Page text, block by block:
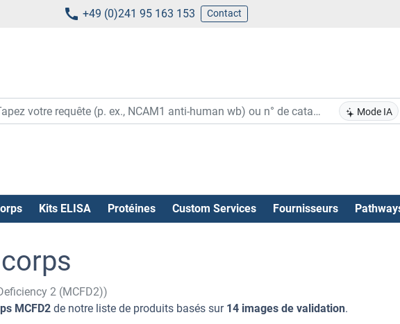
+49 (0)241 95 163 153 Contact
Mode IA
Kits ELISA Protéines Custom Services Fournisseurs
2 (MCFD2))
MCFD2 de notre liste de produits basés sur 14 images de validation.